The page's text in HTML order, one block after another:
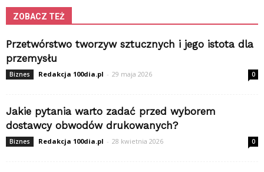
ZOBACZ TEŻ
Przetwórstwo tworzyw sztucznych i jego istota dla
przemysłu
Biznes Redakcja 100dia.pl - 29 maja 2026 0
Jakie pytania warto zadać przed wyborem
dostawcy obwodów drukowanych?
Biznes Redakcja 100dia.pl - 28 kwietnia 2026 0